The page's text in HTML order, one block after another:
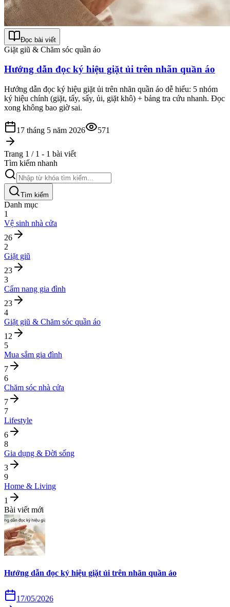
Đọc bài viết
Giặt giũ & Chăm sóc quần áo
Hướng dẫn đọc ký hiệu giặt ủi trên nhãn quần áo
Hướng dẫn đọc ký hiệu giặt ủi trên nhãn quần áo dễ hiểu: 5 nhóm
ký hiệu chính (giặt, tẩy, sấy, ủi, giặt khô) + bảng tra cứu nhanh. Đọc
xong không bao giờ sai.
17 tháng 5 năm 2026 571
Trang 1 / 1 - 1 bài viết
Tìm kiếm nhanh
Tìm kiếm
Danh mục
1
Vệ sinh nhà cửa
26
2
Giặt giũ
23
3
Cẩm nang gia đình
23
4
Giặt giũ & Chăm sóc quần áo
12
5
Mua sắm gia đình
7
6
Chăm sóc nhà cửa
7
7
Lifestyle
6
8
Gia dụng & Đời sống
3
9
Home & Living
1
Bài viết mới
Hướng dẫn đọc ký hiệu giặt ủi trên nhãn quần áo
17/05/2026